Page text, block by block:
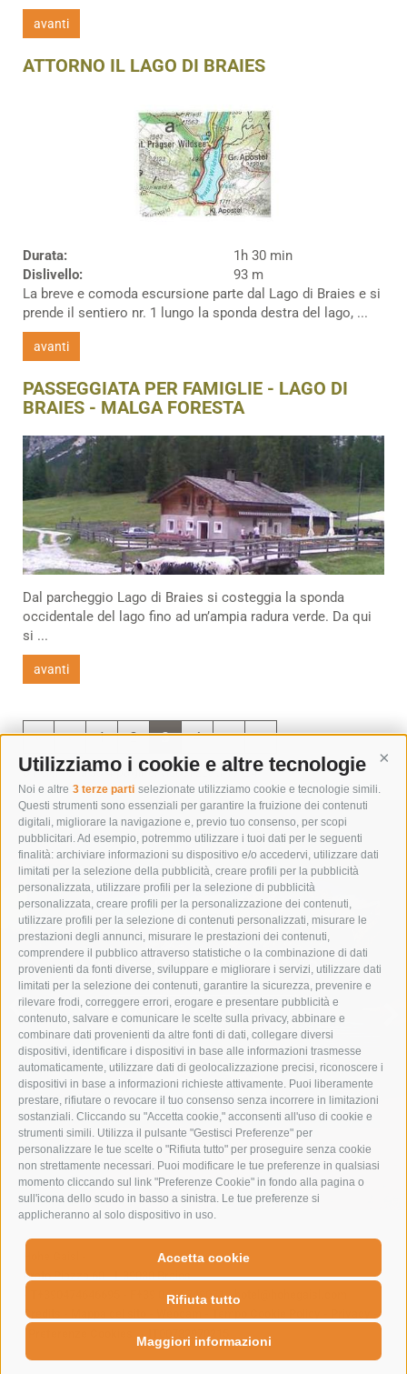
Utilizziamo i cookie e altre tecnologie
Noi e altre 3 terze parti selezionate utilizziamo cookie e tecnologie simili.
Questi strumenti sono essenziali per garantire la fruizione dei contenuti
digitali, migliorare la navigazione e, previo tuo consenso, per scopi
pubblicitari. Ad esempio, potremmo utilizzare i tuoi dati per le seguenti
finalità: archiviare informazioni su dispositivo e/o accedervi, utilizzare dati
limitati per la selezione della pubblicità, creare profili per la pubblicità
personalizzata, utilizzare profili per la selezione di pubblicità
personalizzata, creare profili per la personalizzazione dei contenuti,
utilizzare profili per la selezione di contenuti personalizzati, misurare le
prestazioni degli annunci, misurare le prestazioni dei contenuti,
comprendere il pubblico attraverso statistiche o la combinazione di dati
provenienti da fonti diverse, sviluppare e migliorare i servizi, utilizzare dati
limitati per la selezione dei contenuti, garantire la sicurezza, prevenire e
rilevare frodi, correggere errori, erogare e presentare pubblicità e
contenuto, salvare e comunicare le scelte sulla privacy, abbinare e
combinare dati provenienti da altre fonti di dati, collegare diversi
dispositivi, identificare i dispositivi in base alle informazioni trasmesse
automaticamente, utilizzare dati di geolocalizzazione precisi, riconoscere i
dispositivi in base a informazioni richieste attivamente. Puoi liberamente
prestare, rifiutare o revocare il tuo consenso senza incorrere in limitazioni
sostanziali. Cliccando su "Accetta cookie," acconsenti all'uso di cookie e
strumenti simili. Utilizza il pulsante "Gestisci Preferenze" per
personalizzare le tue scelte o "Rifiuta tutto" per proseguire senza cookie
non strettamente necessari. Puoi modificare le tue preferenze in qualsiasi
momento cliccando sul link "Preferenze Cookie" in fondo alla pagina o
sull'icona dello scudo in basso a sinistra. Le tue preferenze si
applicheranno al solo dispositivo in uso.
Accetta cookie
Rifiuta tutto
Maggiori informazioni
avanti
ATTORNO IL LAGO DI BRAIES
Durata:
1h 30 min
Dislivello:
93 m
La breve e comoda escursione parte dal Lago di Braies e si
prende il sentiero nr. 1 lungo la sponda destra del lago, ...
avanti
PASSEGGIATA PER FAMIGLIE - LAGO DI
BRAIES - MALGA FORESTA
Dal parcheggio Lago di Braies si costeggia la sponda
occidentale del lago fino ad un’ampia radura verde. Da qui
si ...
avanti
« ‹ 1 2 3 4 › »
31 elementi su 4 pagine, visualizzati 17-24
IMMERGITI NELLA NATURA
VACANZE ESTIVE
Prato Piazza 60 - I-39030 Braies
F+39 0474 749071 -
Credits